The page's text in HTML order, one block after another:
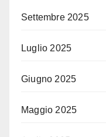
Settembre 2025
Luglio 2025
Giugno 2025
Maggio 2025